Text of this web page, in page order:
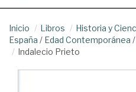
Inicio Libros Historia y
España / Edad Contemporánea /
Indalecio Prieto